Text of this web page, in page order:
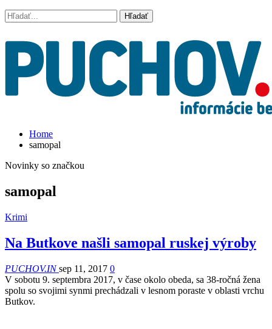
Home
samopal
Novinky so značkou
samopal
Krimi
Na Butkove našli samopal ruskej výroby
PUCHOV.INsep 11, 2017 0
V sobotu 9. septembra 2017, v čase okolo obeda, sa 38-ročná žena
spolu so svojimi synmi prechádzali v lesnom poraste v oblasti vrchu
Butkov.